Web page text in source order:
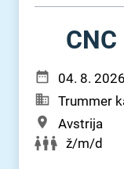
04. 8. 2026
Trummer
Avstrija
ž/m/d